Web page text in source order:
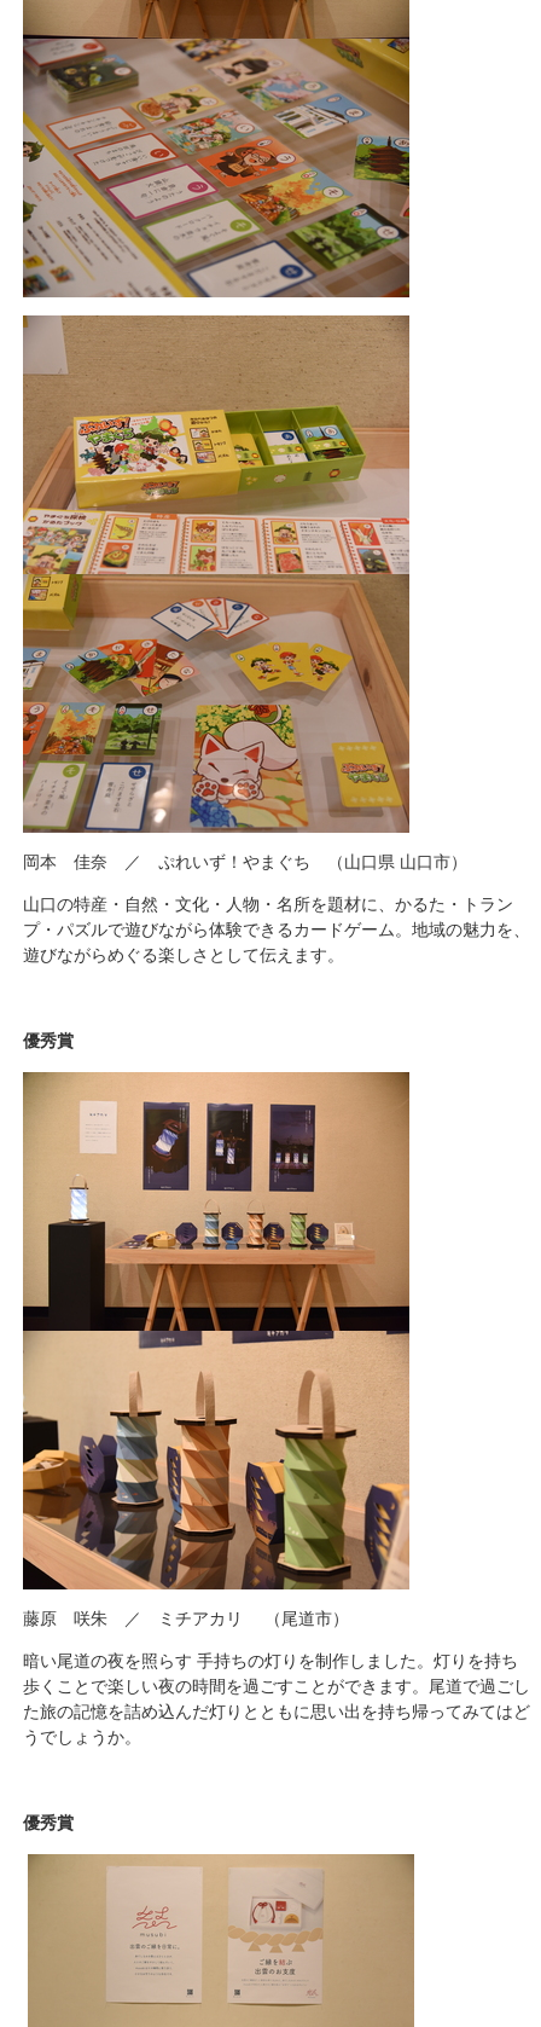
岡本 佳奈 ／ ぷれいず！やまぐち （山口県 山口市）
山口の特産・自然・文化・人物・名所を題材に、かるた・トラン
プ・パズルで遊びながら体験できるカードゲーム。地域の魅力を、
遊びながらめぐる楽しさとして伝えます。
優秀賞
藤原 咲朱 ／ ミチアカリ （尾道市）
暗い尾道の夜を照らす 手持ちの灯りを制作しました。灯りを持ち
歩くことで楽しい夜の時間を過ごすことができます。尾道で過ごし
た旅の記憶を詰め込んだ灯りとともに思い出を持ち帰ってみてはど
うでしょうか。
優秀賞